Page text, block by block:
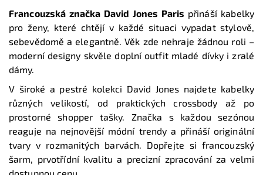
Francouzská značka David Jones Paris přináší kabelky
pro ženy, které chtějí v každé situaci vypadat stylově,
sebevědomě a elegantně. Věk zde nehraje žádnou roli –
moderní designy skvěle doplní outfit mladé dívky i zralé
dámy.
V široké a pestré kolekci David Jones najdete kabelky
různých velikostí, od praktických crossbody až po
prostorné shopper tašky. Značka s každou sezónou
reaguje na nejnovější módní trendy a přináší originální
tvary v rozmanitých barvách. Dopřejte si francouzský
šarm, prvotřídní kvalitu a precizní zpracování za velmi